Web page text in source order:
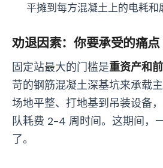
平摊到每方混凝土上的电耗和
劝退因素：你要承受的痛点
固定站最大的门槛是重资产和
苛的钢筋混凝土深基坑来承载
场地平整、打地基到吊装设备
队耗费 2-4 周时间。这期间，
了。